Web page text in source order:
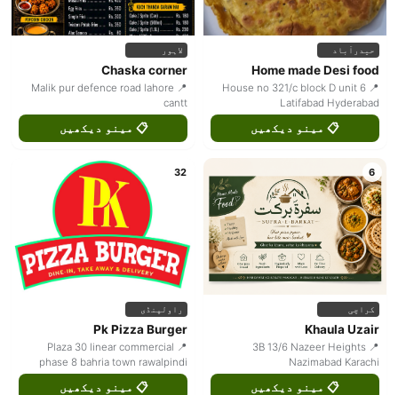
حیدرآباد
Home made Desi food
📍 House no 321/c block D unit 6
Latifabad Hyderabad
📋 مینو دیکھیں
لاہور
Chaska corner
📍 Malik pur defence road lahore
cantt
📋 مینو دیکھیں
6
کراچی
Khaula Uzair
📍 3B 13/6 Nazeer Heights
Nazimabad Karachi
📋 مینو دیکھیں
32
راولپنڈی
Pk Pizza Burger
📍 Plaza 30 linear commercial
phase 8 bahria town rawalpindi
📋 مینو دیکھیں